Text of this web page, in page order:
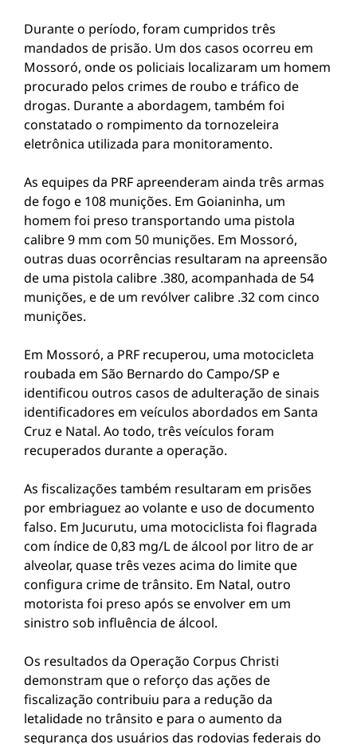
Durante o período, foram cumpridos três
mandados de prisão. Um dos casos ocorreu em
Mossoró, onde os policiais localizaram um homem
procurado pelos crimes de roubo e tráfico de
drogas. Durante a abordagem, também foi
constatado o rompimento da tornozeleira
eletrônica utilizada para monitoramento.
As equipes da PRF apreenderam ainda três armas
de fogo e 108 munições. Em Goianinha, um
homem foi preso transportando uma pistola
calibre 9 mm com 50 munições. Em Mossoró,
outras duas ocorrências resultaram na apreensão
de uma pistola calibre .380, acompanhada de 54
munições, e de um revólver calibre .32 com cinco
munições.
Em Mossoró, a PRF recuperou, uma motocicleta
roubada em São Bernardo do Campo/SP e
identificou outros casos de adulteração de sinais
identificadores em veículos abordados em Santa
Cruz e Natal. Ao todo, três veículos foram
recuperados durante a operação.
As fiscalizações também resultaram em prisões
por embriaguez ao volante e uso de documento
falso. Em Jucurutu, uma motociclista foi flagrada
com índice de 0,83 mg/L de álcool por litro de ar
alveolar, quase três vezes acima do limite que
configura crime de trânsito. Em Natal, outro
motorista foi preso após se envolver em um
sinistro sob influência de álcool.
Os resultados da Operação Corpus Christi
demonstram que o reforço das ações de
fiscalização contribuiu para a redução da
letalidade no trânsito e para o aumento da
segurança dos usuários das rodovias federais do